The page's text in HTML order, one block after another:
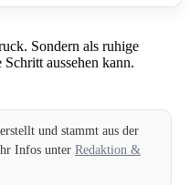
Sondern als ruhige
aussehen kann.
und stammt aus der
Infos unter Redaktion &